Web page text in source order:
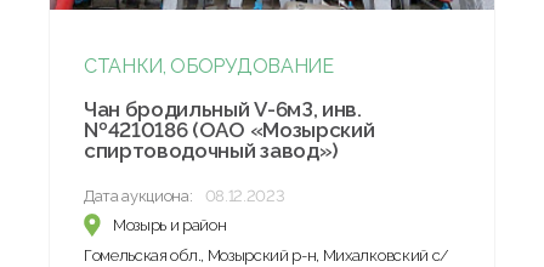
СТАНКИ, ОБОРУДОВАНИЕ
Чан бродильный V-6мЗ, инв.
№4210186 (ОАО «Мозырский
спиртоводочный завод»)
Дата аукциона:
08.12.2023
Мозырь и район
Гомельская обл., Мозырский р-н, Михалковский с/